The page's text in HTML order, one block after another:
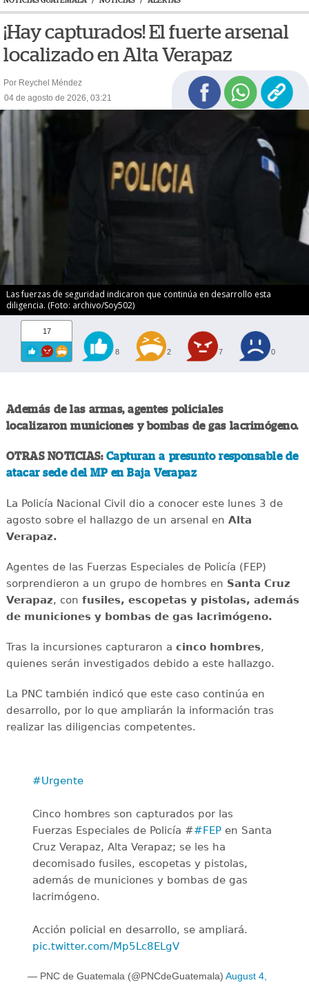
¡Hay capturados! El fuerte arsenal
localizado en Alta Verapaz
Por Reychel Méndez
04 de agosto de 2026, 03:21
Las fuerzas de seguridad indicaron que continúa en desarrollo esta
diligencia. (Foto: archivo/Soy502)
17
8 2 7 0
Además de las armas, agentes policiales
localizaron municiones y bombas de gas lacrimógeno.
OTRAS NOTICIAS: Capturan a presunto responsable de
atacar sede del MP en Baja Verapaz
La Policía Nacional Civil dio a conocer este lunes 3 de
agosto sobre el hallazgo de un arsenal en Alta
Verapaz.
Agentes de las Fuerzas Especiales de Policía (FEP)
sorprendieron a un grupo de hombres en Santa Cruz
Verapaz, con fusiles, escopetas y pistolas, además
de municiones y bombas de gas lacrimógeno.
Tras la incursiones capturaron a cinco hombres,
quienes serán investigados debido a este hallazgo.
La PNC también indicó que este caso continúa en
desarrollo, por lo que ampliarán la información tras
realizar las diligencias competentes.
#Urgente
Cinco hombres son capturados por las
Fuerzas Especiales de Policía ##FEP en Santa
Cruz Verapaz, Alta Verapaz; se les ha
decomisado fusiles, escopetas y pistolas,
además de municiones y bombas de gas
lacrimógeno.
Acción policial en desarrollo, se ampliará.
pic.twitter.com/Mp5Lc8ELgV
— PNC de Guatemala (@PNCdeGuatemala) August 4,